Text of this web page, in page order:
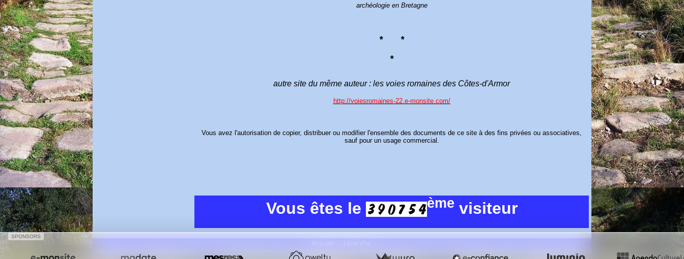
archéologie en Bretagne
* *
*
autre site du même auteur : les voies romaines des Côtes-d'Armor
http://voiesromaines-22.e-monsite.com/
Vous avez l'autorisation de copier, distribuer ou modifier l'ensemble des documents de ce site à des fins privées ou associatives,
sauf pour un usage commercial.
Vous êtes le ème visiteur
SPONSORS